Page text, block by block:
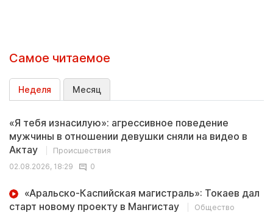
Самое читаемое
Неделя Месяц
«Я тебя изнасилую»: агрессивное поведение
мужчины в отношении девушки сняли на видео в
Актау
Происшествия
02.08.2026, 18:29
0
«Аральско-Каспийская магистраль»: Токаев дал
старт новому проекту в Мангистау
Общество